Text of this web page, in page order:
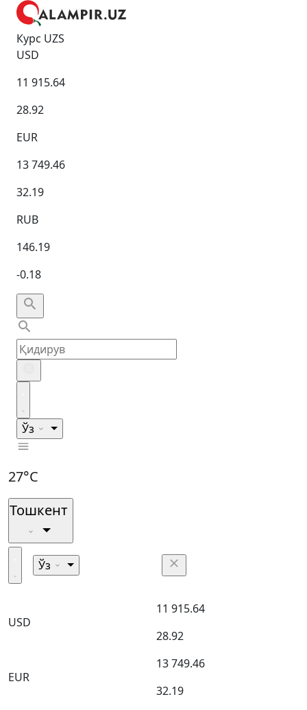
Курс UZS
USD
11 915.64
28.92
EUR
13 749.46
32.19
RUB
146.19
-0.18
Ўз
27°C
Тошкент
Ўз
USD
11 915.64
28.92
EUR
13 749.46
32.19